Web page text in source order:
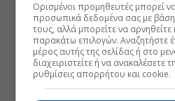
Ορισμένοι προμηθευτές μπορεί
προσωπικά δεδομένα σας με
τους, αλλά μπορείτε να αρνηθείτε
παρακάτω επιλογών. Αναζητήστε
μέρος αυτής της σελίδας ή στο
διαχειριστείτε ή να ανακαλέσετε
ρυθμίσεις απορρήτου και cookie.